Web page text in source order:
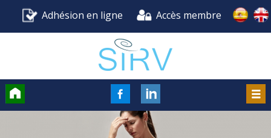
Accès membre
Adhésion en ligne
FaceBookLinkedIn